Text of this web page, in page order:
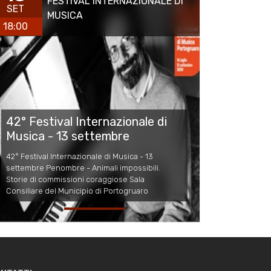
SET
18:00
MUSICA
42° Festival Internazionale di
Musica - 13 settembre
42° Festival Internazionale di Musica - 13
settembre Penombre - Animali impossibili.
Storie di commissioni coraggiose Sala
Consiliare del Municipio di Portogruaro